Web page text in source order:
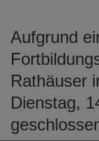
gAufgrund
Rathäuser
Dienstag,